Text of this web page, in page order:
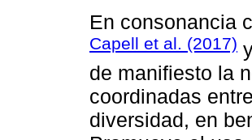
En consonancia
Capell et al. (2017)
de manifiesto la
coordinadas
diversidad, en